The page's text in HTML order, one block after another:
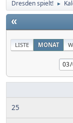
Dresden spielt! ►
«
LISTE MONAT
25